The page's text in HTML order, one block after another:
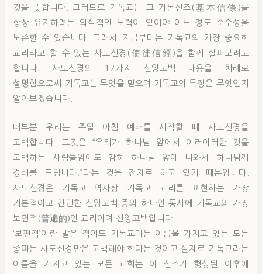
것을 뜻합니다. 그러므로 기독교는 그 기본신조(基本信條)를
항상 유지하려는 의식적인 노력이 있어야 어느 정도 순수성을
보존할 수 있습니다. 그래서 지금부터는 기독교의 가장 중요한
교리라고 할 수 있는 사도신경(使徒信經)을 함께 살펴보려고
합니다. 사도신경의 12가지 신앙고백 내용을 차례로
설명함으로써 기독교는 무엇을 믿으며 기독교의 특징은 무엇인지
알아보겠습니다.
대부분 우리는 주일 아침 예배를 시작할 때 사도신경을
고백합니다. 그것은 “우리가 하나님 앞에서 이러이러한 것을
고백하는 사람들임에도 감히 하나님 앞에 나와서 하나님께
경배를 드립니다.”라는 것을 전제로 하고 있기 때문입니다.
사도신경은 기독교 역사상 기독교 교리를 표현하는 가장
기본적이고 간단한 신앙고백 중의 하나인 동시에 기독교의 가장
보편적(普遍的)인 교리이며 신앙고백입니다.
‘보편적’이란 말은 적어도 기독교라는 이름을 가지고 있는 모든
종파는 사도신경만은 고백해야 한다는 것이고 실제로 기독교라는
이름을 가지고 있는 모든 교회는 이 신조가 형성된 이후에